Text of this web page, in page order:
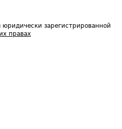
юридически зарегистрированной
правах